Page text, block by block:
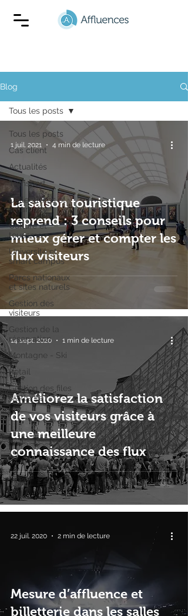
Blog
Tous les posts
Cas client
Actualités
Transport
Collectivités et
smart city
Culture et
tourisme
Université et
smart campus
Parcs nationaux
et sites naturels
Gestion des
visiteurs
Gestion de la
réservation
Montagne - Ski
Retail
Gestion des files
d'attente
Tous les posts
La saison touristique
reprend : 3 conseils pour
mieux gérer et compter les
flux visiteurs
1 juil. 2021 4 min de lecture
Améliorez la satisfaction
de vos visiteurs grâce à
une meilleure
connaissance des flux
14 sept. 2020 1 min de lecture
Mesure d’affluence et
billetterie dans les salles
22 juil. 2020 2 min de lecture